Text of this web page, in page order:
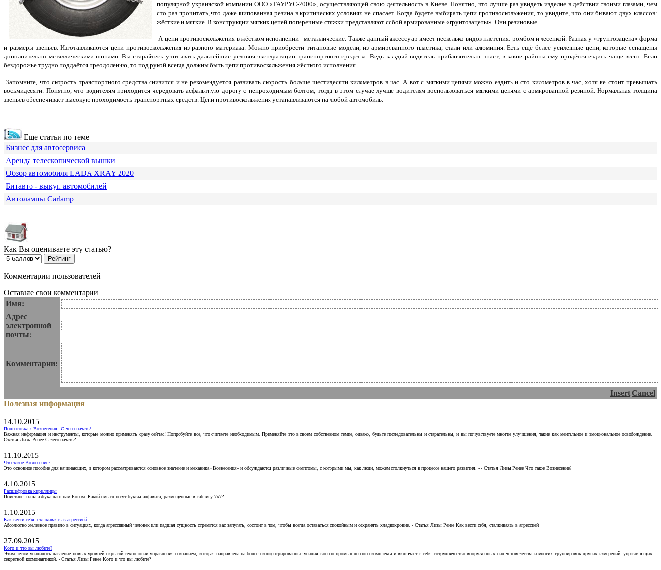
популярной украинской компании ООО «ТАУРУС-2000», осуществляющей свою деятельность в Киеве. Понятно, что лучше раз увидеть изделие в действии своими глазами, чем
сто раз прочитать, что даже шипованная резина в критических условиях не спасает. Когда будете выбирать цепи противоскольжения, то увидите, что они бывают двух классов:
жёсткие и мягкие. В конструкции мягких цепей поперечные стяжки представляют собой армированные «грунтозацепы». Они резиновые.
А цепи противоскольжения в жёстком исполнении - металлические. Также данный аксессуар имеет несколько видов плетения: ромбом и лесенкой. Разная у «грунтозацепа» форма
и размеры звеньев. Изготавливаются цепи противоскольжения из разного материала. Можно приобрести титановые модели, из армированного пластика, стали или алюминия. Есть ещё более усиленные цепи, которые оснащены
дополнительно металлическими шипами. Вы старайтесь учитывать дальнейшие условия эксплуатации транспортного средства. Ведь каждый водитель приблизительно знает, в какие районы ему придётся ездить чаще всего. Если
бездорожье трудно поддаётся преодолению, то под рукой всегда должны быть цепи противоскольжения жёсткого исполнения.
Запомните, что скорость транспортного средства снизится и не рекомендуется развивать скорость больше шестидесяти километров в час. А вот с мягкими цепями можно ездить и сто километров в час, хотя не стоит превышать
восьмидесяти. Понятно, что водителям приходится чередовать асфальтную дорогу с непроходимым болтом, тогда в этом случае лучше водителям воспользоваться мягкими цепями с армированной резиной. Нормальная толщина
звеньев обеспечивает высокую проходимость транспортных средств. Цепи противоскольжения устанавливаются на любой автомобиль.
Еще статьи по теме
Бизнес для автосервиса
Аренда телескопической вышки
Обзор автомобиля LADA XRAY 2020
Битавто - выкуп автомобилей
Автолампы Carlamp
Как Вы оцениваете эту статью?
Комментарии пользователей
Оставьте свои комментарии
Имя:
Адрес
электронной
почты:
Комментарии:
Insert Cancel
Полезная информация
14.10.2015
Подготовка к Вознесению. С чего начать?
Важная информация и инструменты, которые можно применять сразу сейчас! Попробуйте все, что считаете необходимым. Применяйте это в своем собственном темпе, однако, будьте последовательны и старательны, и вы почувствуете многие улучшения, такие как ментальное и эмоциональное освобождение.
Статья Лизы Ренее С чего начать?
11.10.2015
Что такое Вознесение?
Это основное пособие для начинающих, в котором рассматриваются основное значение и механика «Вознесения» и обсуждаются различные симптомы, с которыми мы, как люди, можем столкнуться в процессе нашего развития. - - Статья Лизы Ренее Что такое Вознесение?
4.10.2015
Расшифровка кириллицы
Поистине, наша азбука дана нам Богом. Какой смысл несут буквы алфавита, размещенные в таблицу 7х7?
1.10.2015
Как вести себя, сталкиваясь в агрессией
Абсолютно железное правило в ситуациях, когда агрессивный человек или падшая сущность стремится вас запугать, состоит в том, чтобы всегда оставаться спокойным и сохранять хладнокровие. - Статья Лизы Ренее Как вести себя, сталкиваясь в агрессией
27.09.2015
Кого и что вы любите?
Этим летом усилилось давление новых уровней скрытой технологии управления сознанием, которая направлена на более сконцентрированные усилия военно-промышленного комплекса и включает в себя сотрудничество вооруженных сил человечества и многих группировок других измерений, управляющих
секретной космонавтикой. - Статья Лизы Ренее Кого и что вы любите?